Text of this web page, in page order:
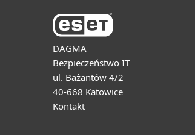
DAGMA
Bezpieczeństwo IT
ul. Bażantów 4/2
40-668 Katowice
Kontakt